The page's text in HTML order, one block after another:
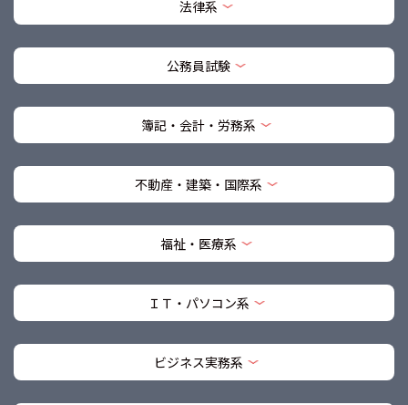
法律系
公務員試験
簿記・会計・労務系
不動産・建築・国際系
福祉・医療系
ＩＴ・パソコン系
ビジネス実務系